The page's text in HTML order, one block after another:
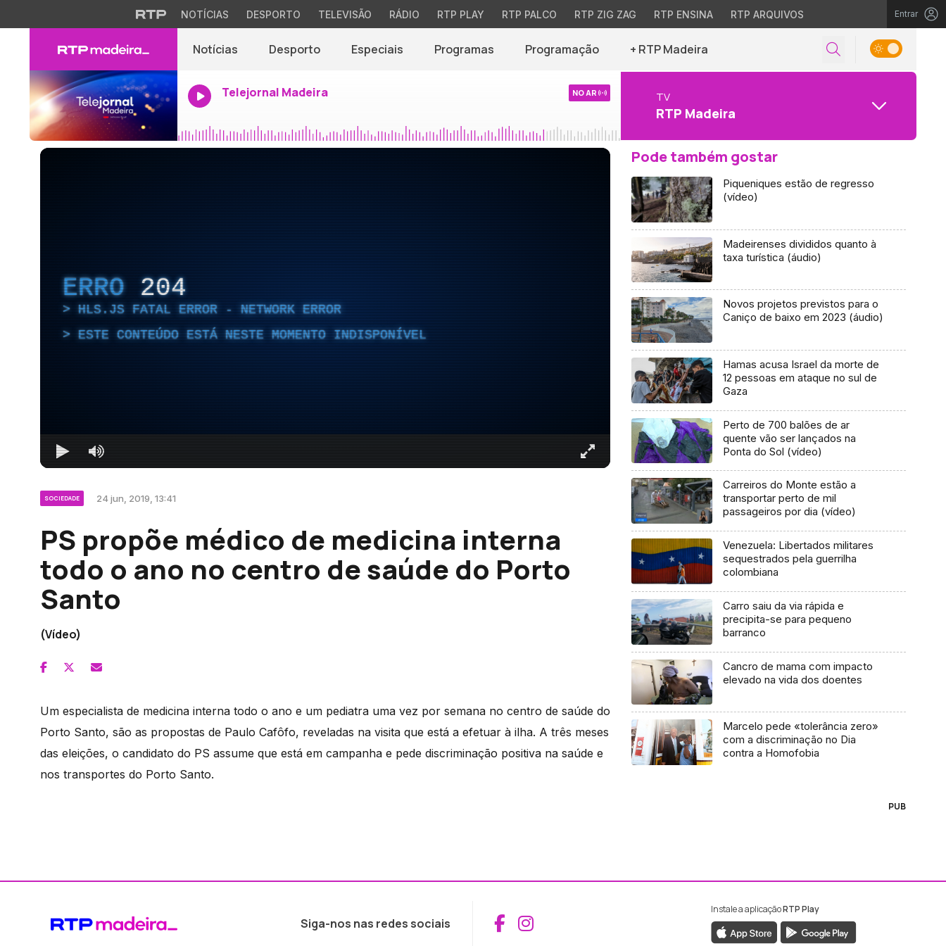
NOTÍCIAS DESPORTO TELEVISÃO RÁDIO RTP PLAY RTP PALCO RTP ZIG ZAG RTP ENSINA RTP ARQUIVOS Entrar
Notícias Desporto Especiais Programas Programação + RTP Madeira
Telejornal Madeira NO AR TV
RTP Madeira
ERRO 204
HLS.JS FATAL ERROR - NETWORK ERROR
ESTE CONTEÚDO ESTÁ NESTE MOMENTO INDISPONÍVEL
SOCIEDADE 24 jun, 2019, 13:41
PS propõe médico de medicina interna
todo o ano no centro de saúde do Porto
Santo
(Vídeo)
Um especialista de medicina interna todo o ano e um pediatra uma vez por semana no centro de saúde do
Porto Santo, são as propostas de Paulo Cafôfo, reveladas na visita que está a efetuar à ilha. A três meses
das eleições, o candidato do PS assume que está em campanha e pede discriminação positiva na saúde e
nos transportes do Porto Santo.
Pode também gostar
Piqueniques estão de regresso
(vídeo)
Madeirenses divididos quanto à
taxa turística (áudio)
Novos projetos previstos para o
Caniço de baixo em 2023 (áudio)
Hamas acusa Israel da morte de
12 pessoas em ataque no sul de
Gaza
Perto de 700 balões de ar
quente vão ser lançados na
Ponta do Sol (vídeo)
Carreiros do Monte estão a
transportar perto de mil
passageiros por dia (vídeo)
Venezuela: Libertados militares
sequestrados pela guerrilha
colombiana
Carro saiu da via rápida e
precipita-se para pequeno
barranco
Cancro de mama com impacto
elevado na vida dos doentes
Marcelo pede «tolerância zero»
com a discriminação no Dia
contra a Homofobia
PUB
Siga-nos nas redes sociais Aceder ao Facebook da RTP Madeira
Aceder ao Instagram da RTP Madeira
Instale a aplicaçãoRTP Play